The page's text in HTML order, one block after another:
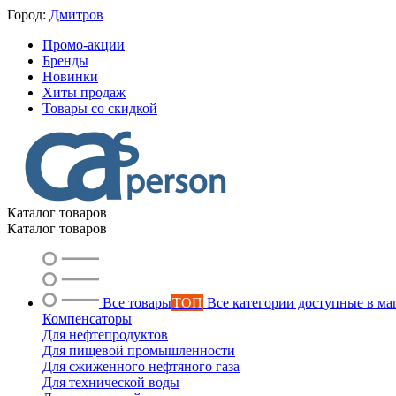
Город: Дмитров
Промо-акции
Бренды
Новинки
Хиты продаж
Товары со скидкой
Каталог товаров
Каталог товаров
Все товарыТОП Все категории доступные в
Компенсаторы
Для нефтепродуктов
Для пищевой промышленности
Для сжиженного нефтяного газа
Для технической воды